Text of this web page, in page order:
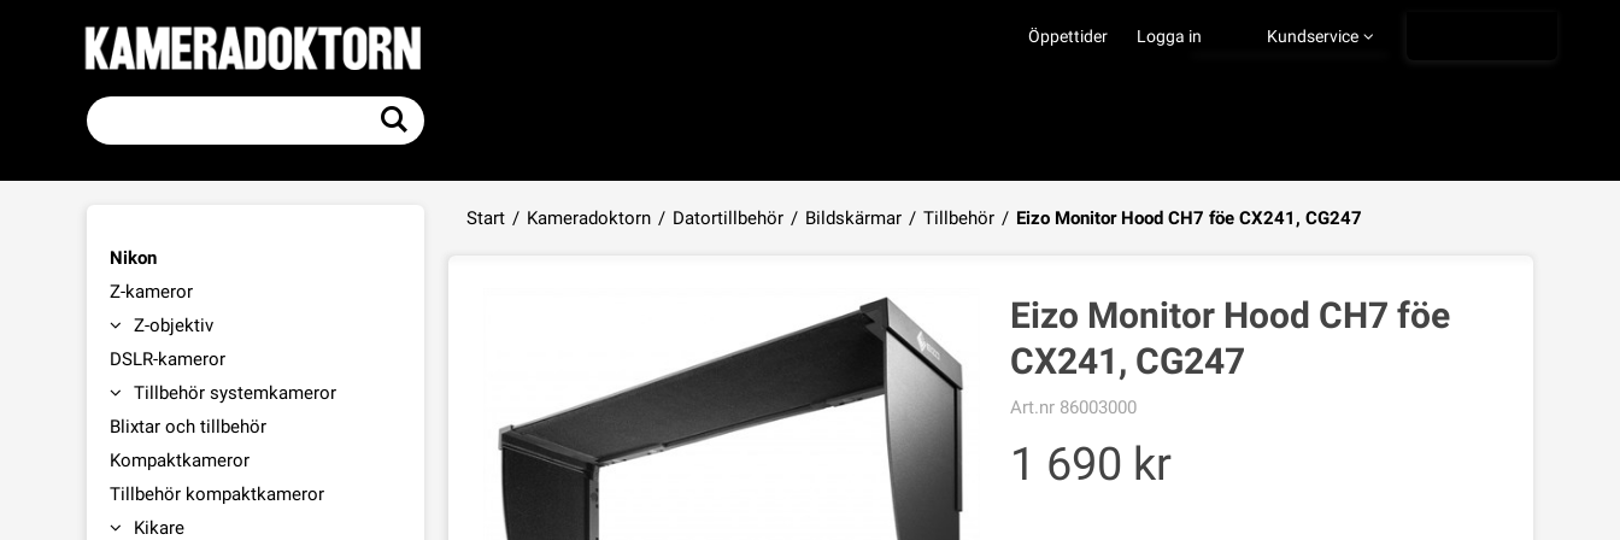
Öppettider Kundservice
Ångra köp
Logga in
Start / Kameradoktorn / Datortillbehör / Bildskärmar / Tillbehör / Eizo Monitor Hood CH7 föe CX241, CG247
Nikon
Z-kameror
Z-objektiv
DSLR-kameror
Tillbehör systemkameror
Blixtar och tillbehör
Kompaktkameror
Tillbehör kompaktkameror
Kikare
Eizo Monitor Hood CH7 föe
CX241, CG247
Art.nr 86003000
1 690